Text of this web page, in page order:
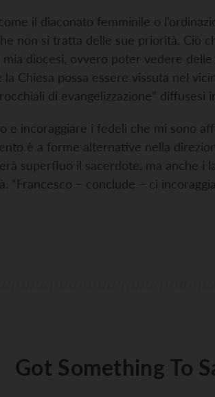
il diaconato femminile o
non si tratta delle sue priorità. Ciò
diocesi, ovvero poter vedere
Chiesa possa essere vissuta nel
di evangelizzazione”
e incoraggiare i fedeli che mi sono
è a forme alternative nella
superfluo il sacerdote, ma anche i
“Francesco – conclude – ci
Got Something To